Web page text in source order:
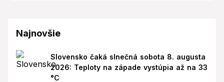
Najnovšie
Slovensko čaká slnečná sobota 8. augusta
2026: Teploty na západe vystúpia až na 33
°C